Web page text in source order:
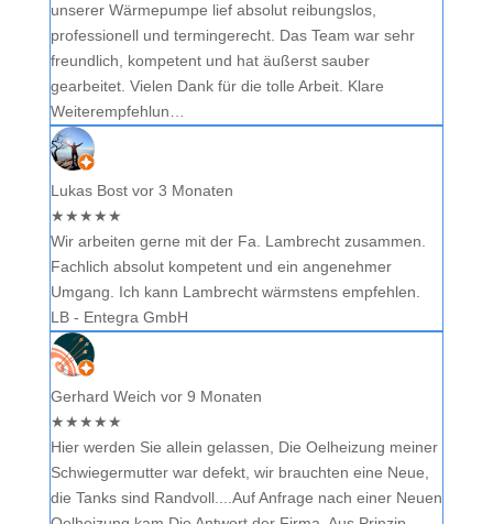
unserer Wärmepumpe lief absolut reibungslos,
professionell und termingerecht. Das Team war sehr
freundlich, kompetent und hat äußerst sauber
gearbeitet. Vielen Dank für die tolle Arbeit. Klare
Weiterempfehlun…
Lukas Bost vor 3 Monaten
★★★★★
Wir arbeiten gerne mit der Fa. Lambrecht zusammen.
Fachlich absolut kompetent und ein angenehmer
Umgang. Ich kann Lambrecht wärmstens empfehlen.
LB - Entegra GmbH
Gerhard Weich vor 9 Monaten
★★★★★
Hier werden Sie allein gelassen, Die Oelheizung meiner
Schwiegermutter war defekt, wir brauchten eine Neue,
die Tanks sind Randvoll....Auf Anfrage nach einer Neuen